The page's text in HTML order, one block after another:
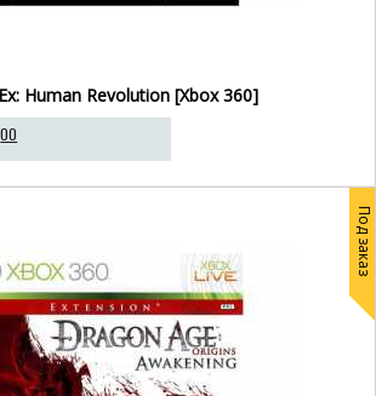
Human Revolution [Xbox 360]
00
Под заказ